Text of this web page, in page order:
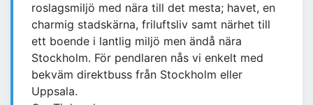
roslagsmiljö med nära till det mesta; havet, en
charmig stadskärna, friluftsliv samt närhet till
ett boende i lantlig miljö men ändå nära
Stockholm. För pendlaren nås vi enkelt med
bekväm direktbuss från Stockholm eller
Uppsala.